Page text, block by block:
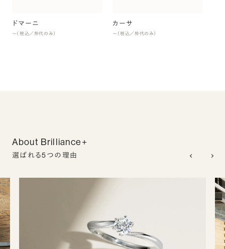
ドマーニ
〜（税込／枠代のみ）
カーサ
〜（税込／枠代のみ）
About Brilliance+
選ばれる5つの理由